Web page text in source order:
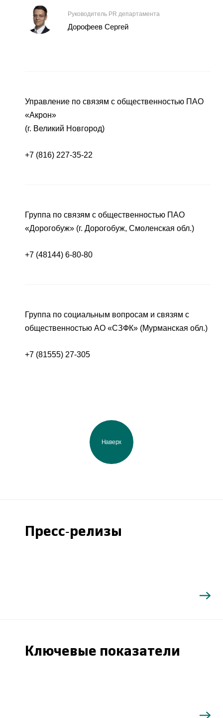
Руководитель PR департамента
Дорофеев Сергей
Управление по связям с общественностью ПАО
«Акрон»
(г. Великий Новгород)
+7 (816) 227-35-22
Группа по связям с общественностью ПАО
«Дорогобуж» (г. Дорогобуж, Смоленская обл.)
+7 (48144) 6-80-80
Группа по социальным вопросам и связям с
общественностью АО «СЗФК» (Мурманская обл.)
+7 (81555) 27-305
Наверх
Пресс-релизы
Ключевые показатели